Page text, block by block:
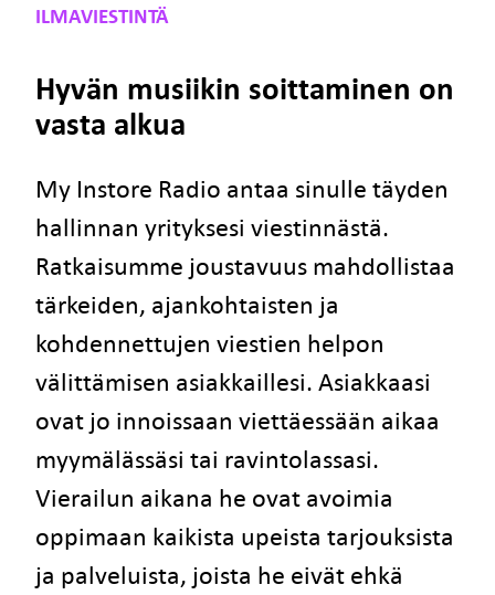
ILMAVIESTINTÄ
Hyvän musiikin soittaminen on
vasta alkua
My Instore Radio antaa sinulle täyden
hallinnan yrityksesi viestinnästä.
Ratkaisumme joustavuus mahdollistaa
tärkeiden, ajankohtaisten ja
kohdennettujen viestien helpon
välittämisen asiakkaillesi. Asiakkaasi
ovat jo innoissaan viettäessään aikaa
myymälässäsi tai ravintolassasi.
Vierailun aikana he ovat avoimia
oppimaan kaikista upeista tarjouksista
ja palveluista, joista he eivät ehkä